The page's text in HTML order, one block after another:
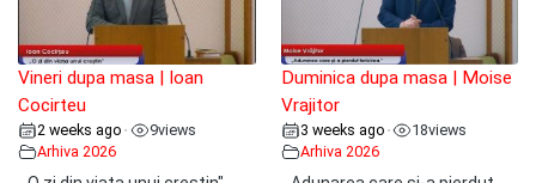
Vineri dupa masa | Ioan
Cocirteu
2 weeks ago • 9views
Arhiva 2026
Duminica dupa masa | Moise
Vrajitor
3 weeks ago • 18views
Arhiva 2026